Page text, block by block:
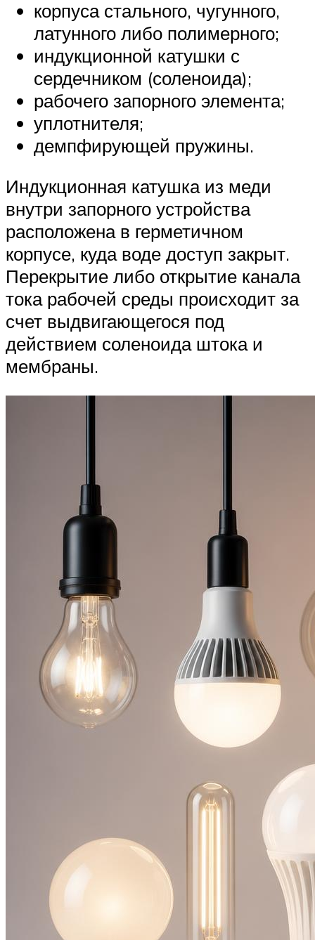
корпуса стального, чугунного,
латунного либо полимерного;
индукционной катушки с
сердечником (соленоида);
рабочего запорного элемента;
уплотнителя;
демпфирующей пружины.
Индукционная катушка из меди
внутри запорного устройства
расположена в герметичном
корпусе, куда воде доступ закрыт.
Перекрытие либо открытие канала
тока рабочей среды происходит за
счет выдвигающегося под
действием соленоида штока и
мембраны.